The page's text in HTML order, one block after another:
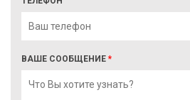
ВАШЕ СООБЩЕНИЕ *